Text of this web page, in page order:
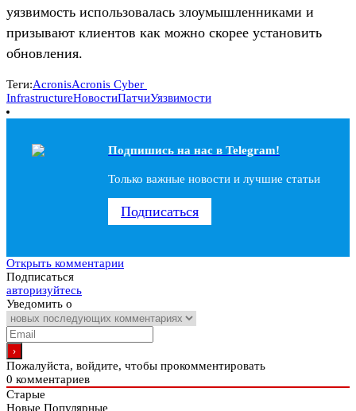
уязвимость использовалась злоумышленниками и
призывают клиентов как можно скорее установить
обновления.
Теги:AcronisAcronis Cyber ​​
InfrastructureНовостиПатчиУязвимости
Подпишись на наc в Telegram!
Только важные новости и лучшие статьи
Подписаться
Открыть комментарии
Подписаться
авторизуйтесь
Уведомить о
Пожалуйста, войдите, чтобы прокомментировать
0 комментариев
Старые
Новые Популярные